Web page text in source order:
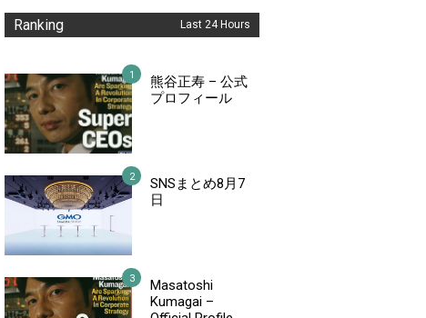
Ranking Last 24 Hours
熊谷正寿 – 公式
プロフィール
SNSまとめ8月7
日
Masatoshi
Kumagai –